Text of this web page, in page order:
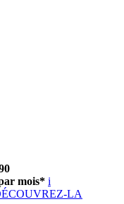
mois* i
LA